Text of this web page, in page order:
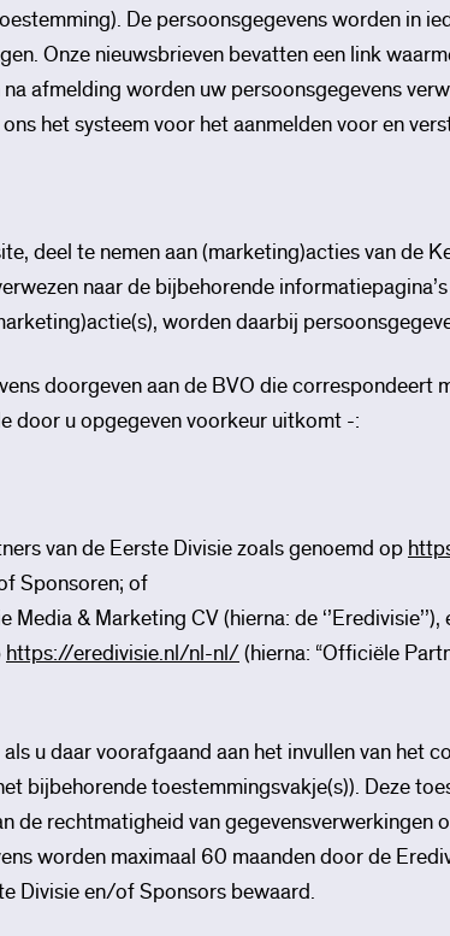
De persoonsgegevens worden in
Onze nieuwsbrieven bevatten een link
afmelding worden uw persoonsgegevens
het systeem voor het aanmelden voor en
deel te nemen aan (marketing)acties van de
naar de bijbehorende
worden daarbij
doorgeven aan de BVO die correspondeert
door u opgegeven voorkeur uitkomt -:
van de Eerste Divisie zoals genoemd op
Sponsoren; of
Media & Marketing CV (hierna: de
https://eredivisie.nl/nl-nl/ (hierna: “Officiële
u daar voorafgaand aan het invullen van het
bijbehorende toestemmingsvakje(s)). Deze
de rechtmatigheid van gegevensverwerkingen
worden maximaal 60 maanden door de
Divisie en/of Sponsors bewaard.